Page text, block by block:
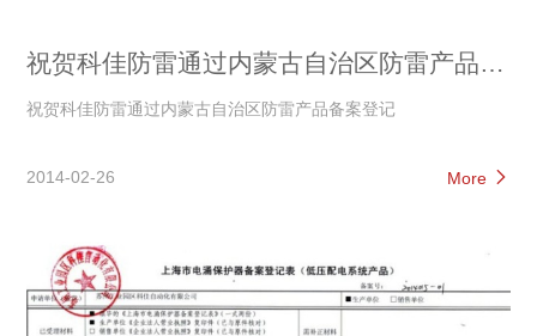
祝贺科佳防雷通过内蒙古自治区防雷产品备
案登记
祝贺科佳防雷通过内蒙古自治区防雷产品备案登记
2014-02-26 More